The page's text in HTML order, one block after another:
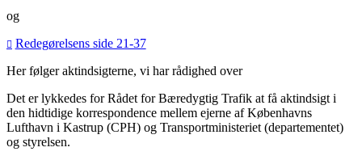
og
Redegørelsens side 21-37
Her følger aktindsigterne, vi har rådighed over
Det er lykkedes for Rådet for Bæredygtig Trafik at få aktindsigt i
den hidtidige korrespondence mellem ejerne af Københavns
Lufthavn i Kastrup (CPH) og Transportministeriet (departementet)
og styrelsen.